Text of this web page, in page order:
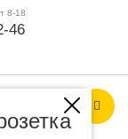
8-18
46